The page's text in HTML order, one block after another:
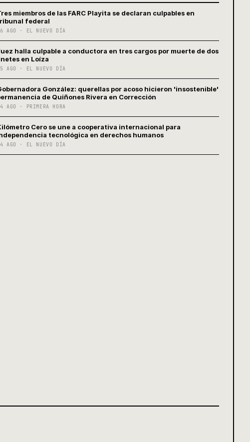
miembros de las FARC Playita se declaran culpables en
federal
AGO · EL NUEVO DÍA
halla culpable a conductora en tres cargos por muerte de dos
en Loíza
AGO · EL NUEVO DÍA
González: querellas por acoso hicieron 'insostenible'
de Quiñones Rivera en Corrección
AGO · PRIMERA HORA
Cero se une a cooperativa internacional para
tecnológica en derechos humanos
AGO · EL NUEVO DÍA